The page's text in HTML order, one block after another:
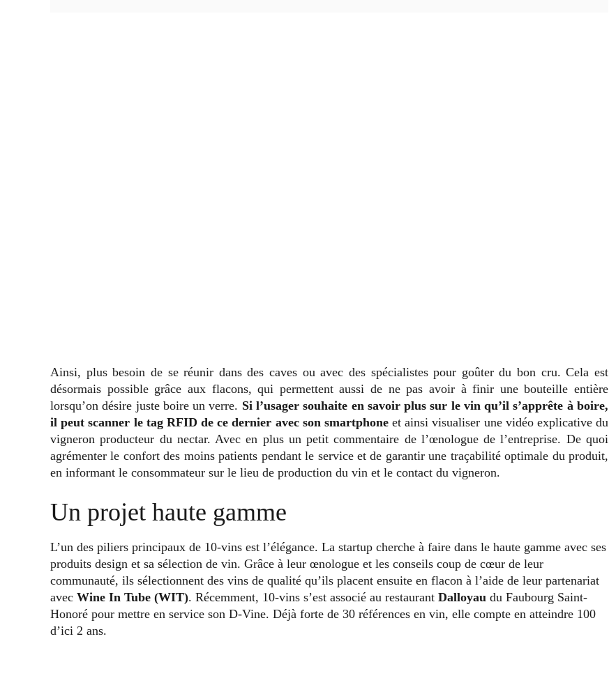
Ainsi, plus besoin de se réunir dans des caves ou avec des spécialistes pour goûter du bon cru. Cela est
désormais possible grâce aux flacons, qui permettent aussi de ne pas avoir à finir une bouteille entière
lorsqu’on désire juste boire un verre. Si l’usager souhaite en savoir plus sur le vin qu’il s’apprête à boire,
il peut scanner le tag RFID de ce dernier avec son smartphoneet ainsi visualiser une vidéo explicative du
vigneron producteur du nectar. Avec en plus un petit commentaire de l’œnologue de l’entreprise. De quoi
agrémenter le confort des moins patients pendant le service et de garantir une traçabilité optimale du produit,
en informant le consommateur sur le lieu de production du vin et le contact du vigneron.
Un projet haute gamme
L’un des piliers principaux de 10-vins est l’élégance. La startup cherche à faire dans le haute gamme avec ses
produits design et sa sélection de vin. Grâce à leur œnologue et les conseils coup de cœur de leur
communauté, ils sélectionnent des vins de qualité qu’ils placent ensuite en flacon à l’aide de leur partenariat
avec Wine In Tube (WIT). Récemment, 10-vins s’est associé au restaurant Dalloyau du Faubourg Saint-
Honoré pour mettre en service son D-Vine. Déjà forte de 30 références en vin, elle compte en atteindre 100
d’ici 2 ans.